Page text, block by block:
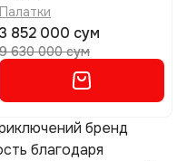
Палатки
3 852 000 сум
9 630 000 сум
бренд
благодаря